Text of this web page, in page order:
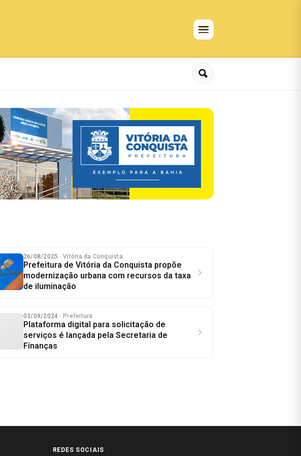
26/08/2025 · Vitória da Conquista
Prefeitura de Vitória da Conquista propõe
modernização urbana com recursos da taxa
de iluminação
03/09/2024 · Prefeitura
Plataforma digital para solicitação de
serviços é lançada pela Secretaria de
Finanças
REDES SOCIAIS